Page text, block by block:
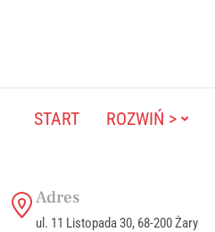
START ROZWIŃ >
Adres
ul. 11 Listopada 30, 68-200 Żary